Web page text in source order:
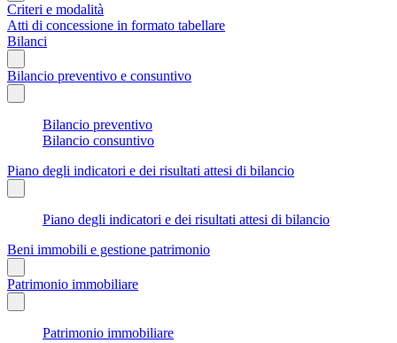
Criteri e modalità
Atti di concessione in formato tabellare
Bilanci
Bilancio preventivo e consuntivo
Bilancio preventivo
Bilancio consuntivo
Piano degli indicatori e dei risultati attesi di bilancio
Piano degli indicatori e dei risultati attesi di bilancio
Beni immobili e gestione patrimonio
Patrimonio immobiliare
Patrimonio immobiliare